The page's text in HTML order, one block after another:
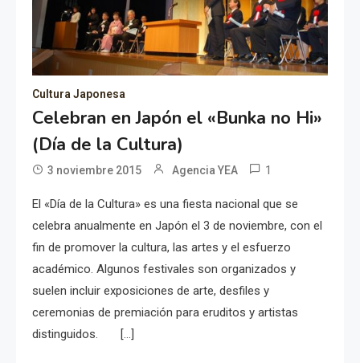
Cultura Japonesa
Celebran en Japón el «Bunka no Hi»
(Día de la Cultura)
3 noviembre 2015 Agencia YEA 1
El «Día de la Cultura» es una fiesta nacional que se
celebra anualmente en Japón el 3 de noviembre, con el
fin de promover la cultura, las artes y el esfuerzo
académico. Algunos festivales son organizados y
suelen incluir exposiciones de arte, desfiles y
ceremonias de premiación para eruditos y artistas
distinguidos. […]